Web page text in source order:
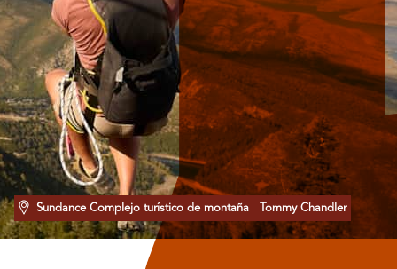
Sundance Complejo turístico de montaña Tommy Chandler